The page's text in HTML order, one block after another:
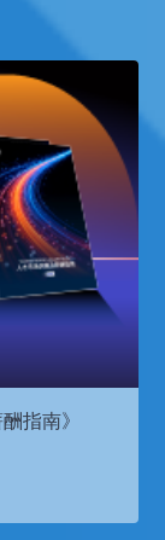
指南》